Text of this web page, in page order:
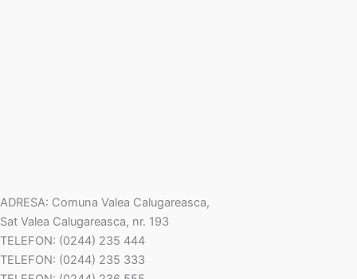
ADRESA: Comuna Valea Calugareasca,
Sat Valea Calugareasca, nr. 193
TELEFON: (0244) 235 444
TELEFON: (0244) 235 333